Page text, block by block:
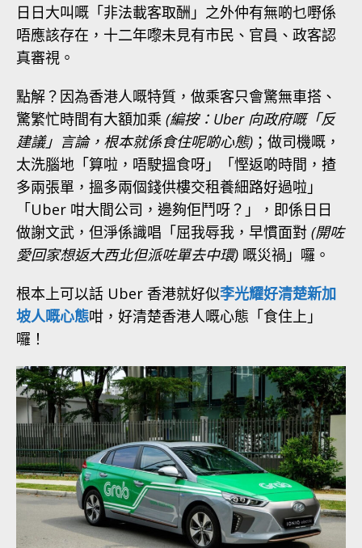
日日大叫嘅「非法載客取酬」之外仲有無啲乜嘢係
唔應該存在，十二年嚟未見有市民、官員、政客認
真審視。
點解？因為香港人嘅特質，做乘客只會驚無車搭、
驚繁忙時間有大額加乘 (編按：Uber 向政府嘅「反
建議」言論，根本就係食住呢啲心態) ；做司機嘅，
太洗腦地「算啦，唔駛搵食呀」「慳返啲時間，揸
多兩張單，搵多兩個錢供樓交租養細路好過啦」
「Uber 咁大間公司，邊夠佢鬥呀？」，即係日日
做謝文武，但淨係識唱「屈我辱我，早慣面對 (開咗
愛回家想返大西北但派咗單去中環) 嘅災禍」囉。
根本上可以話 Uber 香港就好似李光耀好清楚新加
坡人嘅心態咁，好清楚香港人嘅心態「食住上」
囉！